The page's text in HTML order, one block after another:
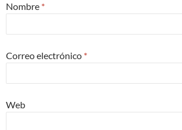
Nombre *
Correo electrónico *
Web